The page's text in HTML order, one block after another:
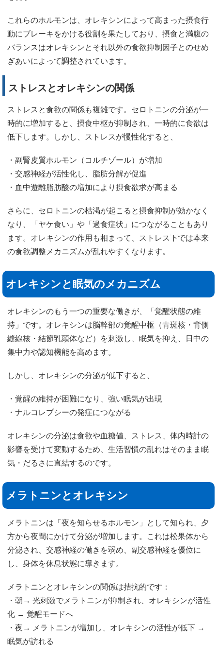
これらのホルモンは、オレキシンによって高まった摂食行
動にブレーキをかける役割を果たしており、摂食と満腹の
バランスはオレキシンとそれ以外の食欲抑制因子とのせめ
ぎあいによって調整されています。
ストレスとオレキシンの関係
ストレスと食欲の関係も複雑です。セロトニンの分泌が一
時的に増加すると、摂食中枢が抑制され、一時的に食欲は
低下します。しかし、ストレスが慢性化すると、
・副腎皮質ホルモン（コルチゾール）が増加
・交感神経が活性化し、脂肪分解が促進
・血中遊離脂肪酸の増加により摂食欲求が高まる
さらに、セロトニンの枯渇が起こると摂食抑制が効かなく
なり、「ヤケ食い」や「過食症状」につながることもあり
ます。オレキシンの作用も相まって、ストレス下では本来
の食欲調整メカニズムが乱れやすくなります。
オレキシンと眠気のメカニズム
オレキシンのもう一つの重要な働きが、「覚醒状態の維
持」です。オレキシンは脳幹部の覚醒中枢（青斑核・背側
縫線核・結節乳頭体など）を刺激し、眠気を抑え、日中の
集中力や認知機能を高めます。
しかし、オレキシンの分泌が低下すると、
・覚醒の維持が困難になり、強い眠気が出現
・ナルコレプシーの発症につながる
オレキシンの分泌は食欲や血糖値、ストレス、体内時計の
影響を受けて変動するため、生活習慣の乱れはそのまま眠
気・だるさに直結するのです。
メラトニンとオレキシン
メラトニンは「夜を知らせるホルモン」として知られ、夕
方から夜間にかけて分泌が増加します。これは松果体から
分泌され、交感神経の働きを弱め、副交感神経を優位に
し、身体を休息状態に導きます。
メラトニンとオレキシンの関係は拮抗的です：
・朝→ 光刺激でメラトニンが抑制され、オレキシンが活性
化 → 覚醒モードへ
・夜→ メラトニンが増加し、オレキシンの活性が低下 →
眠気が訪れる